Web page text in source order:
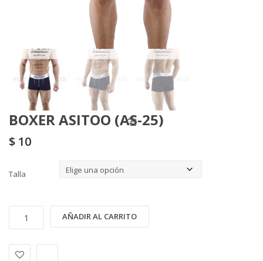
BOXER ASITOO (AS-25)
$ 10
Talla
ASITOO
25)
AÑADIR AL CARRITO